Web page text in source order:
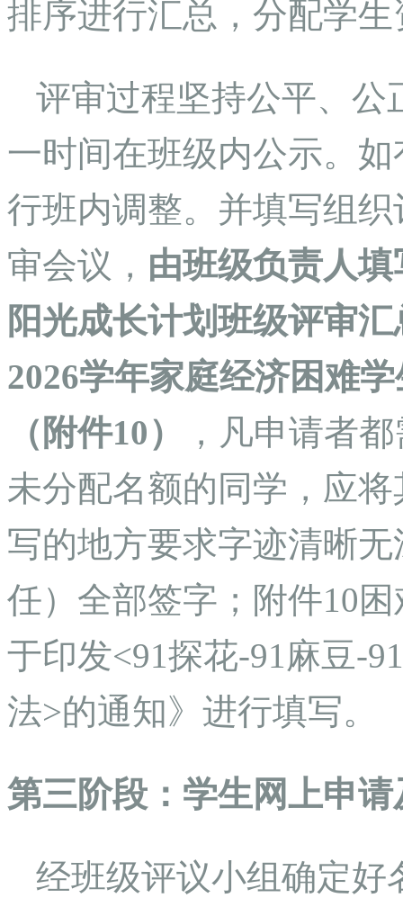
排序进行汇总，分配学
评审过程坚持公平、公
一时间在班级内公示。
行班内调整。并填写组
审会议， 由班级负责人填
阳光成长计划班级评审
2026学年家庭经济困难
（附件10）
，凡申请者
未分配名额的同学，应
写的地方要求字迹清晰
任）全部签字；附件10
于印发<91探花-91麻豆-
法>的通知》进行填写。
第三阶段：学生网上申
经班级评议小组确定好